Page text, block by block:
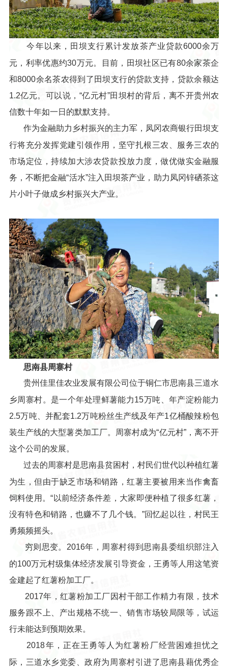
今年以来，田坝支行累计发放茶产业贷款6000余万
元，利率优惠约30万元。目前，田坝社区已有80余家茶企
和8000余名茶农得到了田坝支行的贷款支持，贷款余额达
1.2亿元。可以说，“亿元村”田坝村的背后，离不开贵州农
信数十年如一日的默默支持。
作为金融助力乡村振兴的主力军，凤冈农商银行田坝支
行将充分发挥党建引领作用，坚守扎根三农、服务三农的
市场定位，持续加大涉农贷款投放力度，做优做实金融服
务，不断把金融“活水”注入田坝茶产业，助力凤冈锌硒茶这
片小叶子做成乡村振兴大产业。
思南县周寨村
贵州佳里佳农业发展有限公司位于铜仁市思南县三道水
乡周寨村。是一个年处理鲜薯能力15万吨、年产淀粉能力
2.5万吨、并配套1.2万吨粉丝生产线及年产1亿桶酸辣粉包
装生产线的大型薯类加工厂。周寨村成为“亿元村”，离不开
这个公司的发展。
过去的周寨村是思南县贫困村，村民们世代以种植红薯
为生，但由于缺乏市场和销路，红薯主要被用来当作禽畜
饲料使用。“以前经济条件差，大家即便种植了很多红薯，
没有特色和销路，也赚不了几个钱。”回忆起以往，村民王
勇频频摇头。
穷则思变。2016年，周寨村得到思南县委组织部注入
的100万元村级集体经济发展引导资金，王勇等人用这笔资
金建起了红薯粉加工厂。
2017年，红薯粉加工厂因村干部工作精力有限，技术
服务跟不上、产出规格不统一、销售市场较局限等，试运
行未能达到预期效果。
2018年，正在王勇等人为红薯粉厂经营困难担忧之
际，三道水乡党委、政府为周寨村引进了思南县藉优秀企